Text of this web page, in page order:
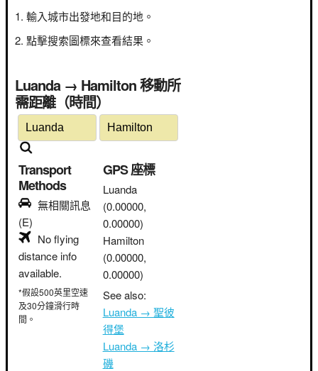
輸入城市出發地和目的地。
點擊搜索圖標來查看結果。
Luanda → Hamilton 移動所
需距離（時間）
Transport
Methods
無相關訊息
(E)
No flying
distance info
available.
*假設500英里空速
及30分鐘滑行時
間。
GPS 座標
Luanda
(0.00000,
0.00000)
Hamilton
(0.00000,
0.00000)
See also:
Luanda → 聖彼
得堡
Luanda → 洛杉
磯